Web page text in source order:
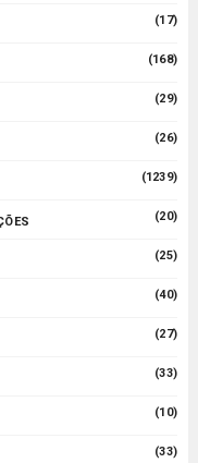
(17)
(168)
(29)
(26)
(1239)
(20)
(25)
(40)
(27)
(33)
(10)
(33)